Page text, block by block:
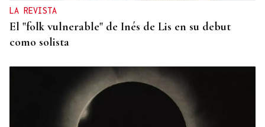
LA REVISTA
El "folk vulnerable" de Inés de Lis en su debut
como solista